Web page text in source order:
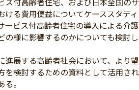
ける費用便益についてケーススタディ
ービス付高齢者住宅の導入による介護
の様に影響するのかについても検討し
展する高齢者社会において、より望
を検討するための資料として活用され
。